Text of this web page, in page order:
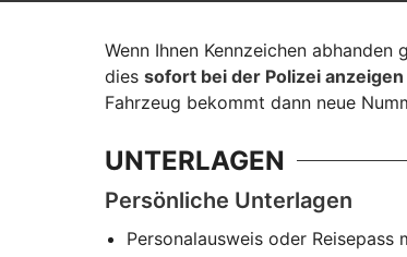
Wenn Ihnen Kennzeichen
dies sofort bei der Polizei anzeigen
Fahrzeug bekommt dann neue
UNTERLAGEN
Persönliche Unterlagen
Personalausweis oder Reisepass